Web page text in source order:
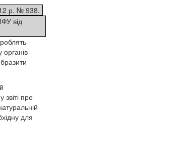
р. № 938.
від
про
для